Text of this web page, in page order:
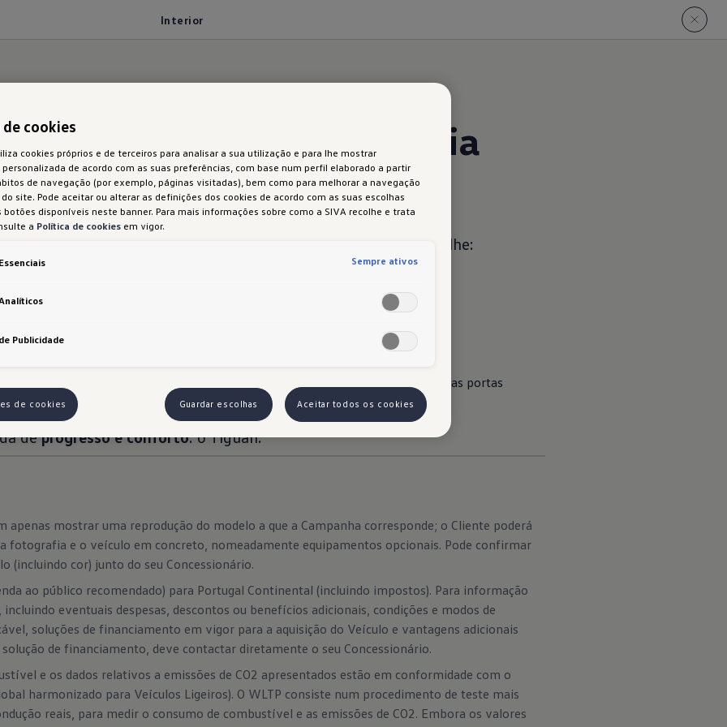
Interior
para trás a rotina diária
a um novo nível! O seu oferece-lhe:
botões táteis
Discover Pro com visor de Infotainment de 38,1 cm (15")
no apoio de braços central da segunda fila de bancos
com até 30 cores e decorações iluminadas no painel de instrumentos e nas portas
deprogresso e conforto: o Tiguan.
mostrar uma reprodução do modelo a que a Campanha corresponde; o Cliente poderá
fotografia e o veículo em concreto, nomeadamente equipamentos opcionais. Pode confirmar
(incluindo cor) junto do seu Concessionário.
ao público recomendado) para Portugal Continental (incluindo impostos). Para informação
eventuais despesas, descontos ou benefícios adicionais, condições e modos de
soluções de financiamento em vigor para a aquisição do Veículo e vantagens adicionais
de financiamento, deve contactar diretamente o seu Concessionário.
e os dados relativos a emissões de CO2 apresentados estão em conformidade com o
harmonizado para Veículos Ligeiros). O WLTP consiste num procedimento de teste mais
reais, para medir o consumo de combustível e as emissões de CO2. Embora os valores
cookies
cookies próprios e de terceiros para analisar a sua utilização e para lhe mostrar
de acordo com as suas preferências, com base num perfil elaborado a partir
de navegação (por exemplo, páginas visitadas), bem como para melhorar a navegação
site. Pode aceitar ou alterar as definições dos cookies de acordo com as suas escolhas
botões disponíveis neste banner. Para mais informações sobre como a SIVA recolhe e trata
a Política de cookies em vigor.
Sempre ativos
Publicidade
de cookies Guardar escolhas Aceitar todos os cookies